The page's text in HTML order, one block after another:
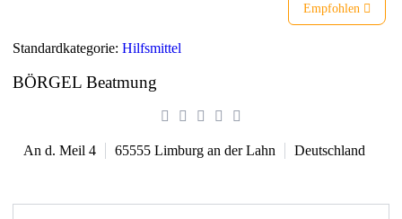
Empfohlen
Standardkategorie: Hilfsmittel
BÖRGEL Beatmung
An d. Meil 4 65555 Limburg an der Lahn Deutschland